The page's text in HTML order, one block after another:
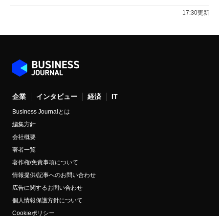
17:30更新
企業 インタビュー 経済 IT
Business Journalとは
編集方針
会社概要
著者一覧
著作権/免責事項について
情報提供/記事へのお問い合わせ
広告に関するお問い合わせ
個人情報保護方針について
Cookieポリシー